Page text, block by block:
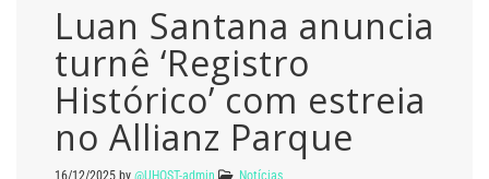
Luan Santana anuncia
turnê ‘Registro
Histórico’ com estreia
no Allianz Parque
16/12/2025 by @UHOST-admin Notícias